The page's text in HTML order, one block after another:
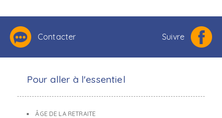
Contacter Suivre
Pour aller à l'essentiel
ÂGE DE LA RETRAITE